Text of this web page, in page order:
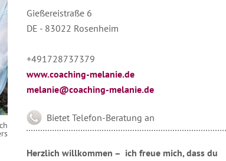
Gießereistraße 6
DE - 83022 Rosenheim
+491728737379
www.coaching-melanie.de
melanie@coaching-melanie.de
Bietet Telefon-Beratung an
Herzlich willkommen – ich freue mich, dass du